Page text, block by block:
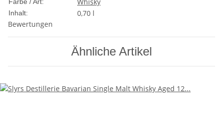
Inhalt:
0,70 l
Bewertungen
Ähnliche Artikel